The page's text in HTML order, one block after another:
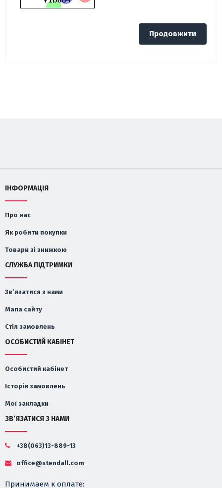
Продовжити
ІНФОРМАЦІЯ
Про нас
Як робити покупки
Товари зі знижкою
СЛУЖБА ПІДТРИМКИ
Зв’язатися з нами
Мапа сайту
Стіл замовлень
ОСОБИСТИЙ КАБІНЕТ
Особистий кабінет
Історія замовлень
Мої закладки
ЗВ’ЯЗАТИСЯ З НАМИ
+38(063)13-889-13
office@stendall.com
Принимаем к оплате: